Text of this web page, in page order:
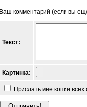
Ваш комментарий (если вы
Текст:
Картинка:
Прислать мне копии